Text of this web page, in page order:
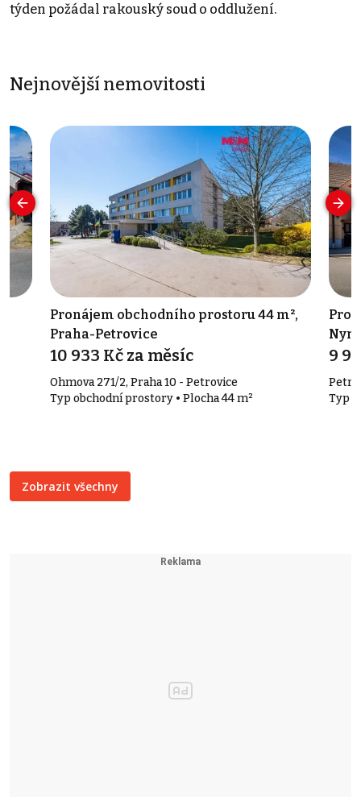
týden požádal rakouský soud o oddlužení.
Nejnovější nemovitosti
Pronájem obchodního prostoru 44 m²,
Praha-Petrovice
10 933 Kč za měsíc
Ohmova 271/2, Praha 10 - Petrovice
Typ obchodní prostory • Plocha 44 m²
9
Petra
Typ
Zobrazit všechny